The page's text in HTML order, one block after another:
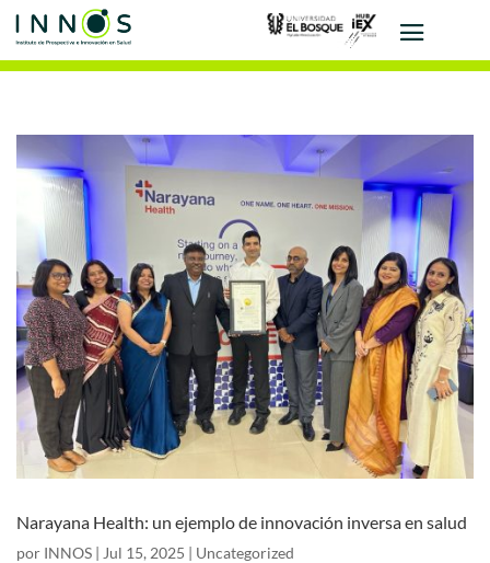
Narayana Health: un ejemplo de innovación inversa en salud
por INNOS | Jul 15, 2025 | Uncategorized